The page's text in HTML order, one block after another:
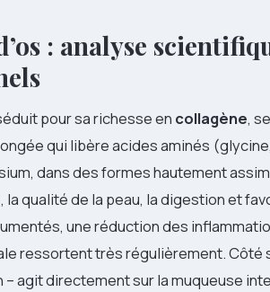
: analyse
pour sa richesse en collagène,
qui libère acides aminés
dans des formes hautement
qualité de la peau, la digestion et
une réduction des
ressortent très régulièrement. Côté
– agit directement sur la muqueuse